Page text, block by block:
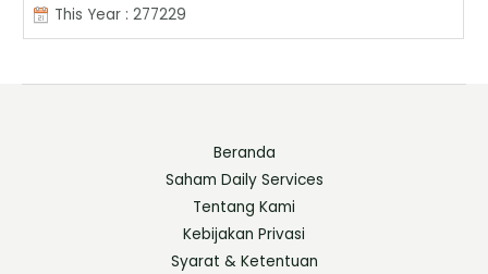
This Year : 277229
Beranda
Saham Daily Services
Tentang Kami
Kebijakan Privasi
Syarat & Ketentuan